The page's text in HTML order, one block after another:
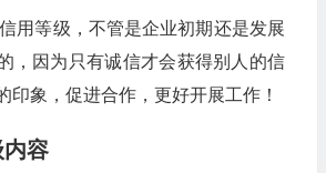
用等级，不管是企业初期还是发展
，因为只有诚信才会获得别人的信
印象，促进合作，更好开展工作！
容